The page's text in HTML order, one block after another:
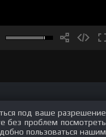
под ваше разрешение
без проблем посмотреть
пользоваться нашим